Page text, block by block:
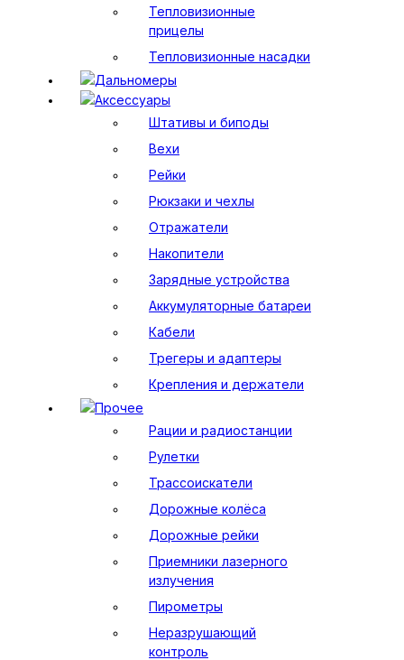
Тепловизионные
прицелы
Тепловизионные насадки
Дальномеры
Аксессуары
Штативы и биподы
Вехи
Рейки
Рюкзаки и чехлы
Отражатели
Накопители
Зарядные устройства
Аккумуляторные батареи
Кабели
Трегеры и адаптеры
Крепления и держатели
Прочее
Рации и радиостанции
Рулетки
Трассоискатели
Дорожные колёса
Дорожные рейки
Приемники лазерного
излучения
Пирометры
Неразрушающий
контроль